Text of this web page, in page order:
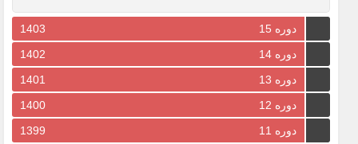
دوره 15
1403
دوره 14
1402
دوره 13
1401
دوره 12
1400
دوره 11
1399